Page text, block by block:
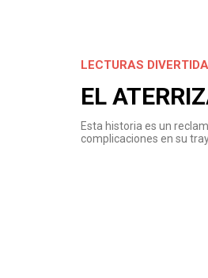
LECTURAS
EL
Esta historia es un
complicaciones en su